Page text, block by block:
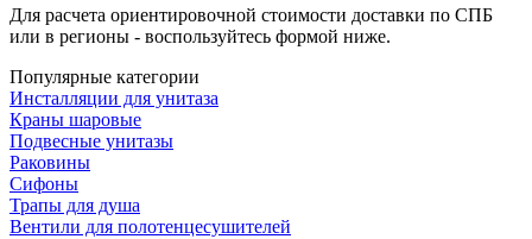
Для расчета ориентировочной стоимости доставки по СПБ
или в регионы - воспользуйтесь формой ниже.
Популярные категории
Инсталляции для унитаза
Краны шаровые
Подвесные унитазы
Раковины
Сифоны
Трапы для душа
Вентили для полотенцесушителей